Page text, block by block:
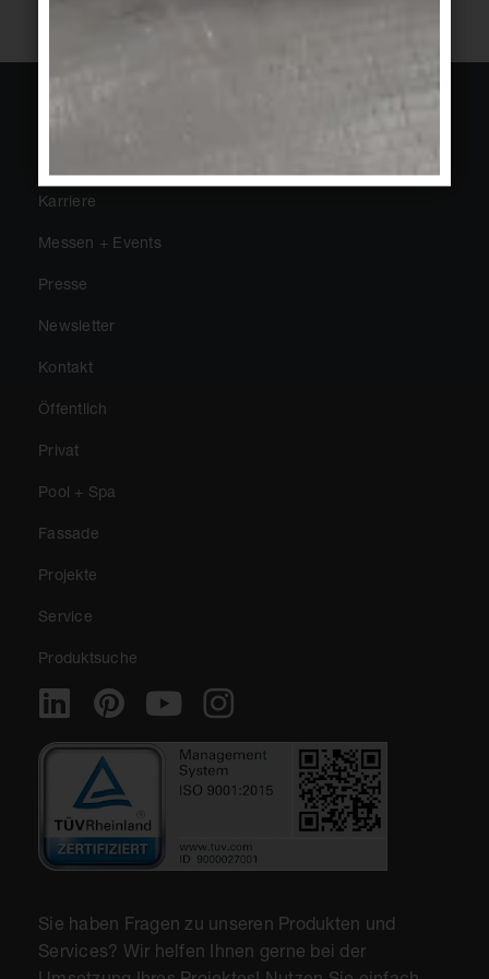
Karriere
Messen + Events
Presse
Newsletter
Kontakt
Öffentlich
Privat
Pool + Spa
Fassade
Projekte
Service
Produktsuche
Sie haben Fragen zu unseren Produkten und
Services? Wir helfen Ihnen gerne bei der